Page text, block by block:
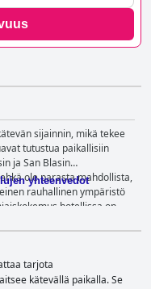
sijainnin, mikä tekee
tutustua paikallisiin
ja San Blasin
ole parasta mahdollista,
rauhallinen ympäristö
-menu, jonka vieraat
on nopeaa ja tehokasta, ja
on
laatu on yleisesti ottaen
laajentamisesta. Jotkut
yhteenvedot
tarjota
kätevällä paikalla. Se